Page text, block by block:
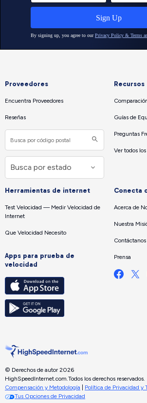
Proveedores
Encuentra Proveedores
Reseñas
Recursos
Guías de
Preguntas
Ver todos
Herramientas de internet
Test Velocidad — Medir Velocidad de
Internet
Que Velocidad Necesito
Apps para prueba de
velocidad
Conecta
Acerca de
Nuestra
Contáctanos
Prensa
© Derechos de autor 2026
HighSpeedInternet.com.Todos los derechos reservados.
Compensación y Metodología
Política de Privacidad y
Tus Opciones de Privacidad